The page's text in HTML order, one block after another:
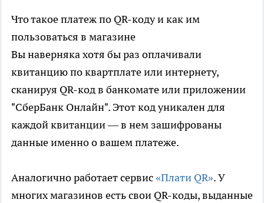
Что такое платеж по QR-коду и как им
пользоваться в магазине
Вы наверняка хотя бы раз оплачивали
квитанцию по квартплате или интернету,
сканируя QR-код в банкомате или приложении
"СберБанк Онлайн". Этот код уникален для
каждой квитанции — в нем зашифрованы
данные именно о вашем платеже.
Аналогично работает сервис «Плати QR». У
многих магазинов есть свои QR-коды, выданные